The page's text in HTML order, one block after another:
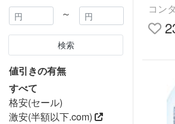
～
検索
値引きの有無
すべて
格安(セール)
激安(半額以下.com)
コン